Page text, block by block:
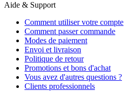
Aide & Support
Comment utiliser votre compte
Comment passer commande
Modes de paiement
Envoi et livraison
Politique de retour
Promotions et bons d'achat
Vous avez d'autres questions ?
Clients professionnels